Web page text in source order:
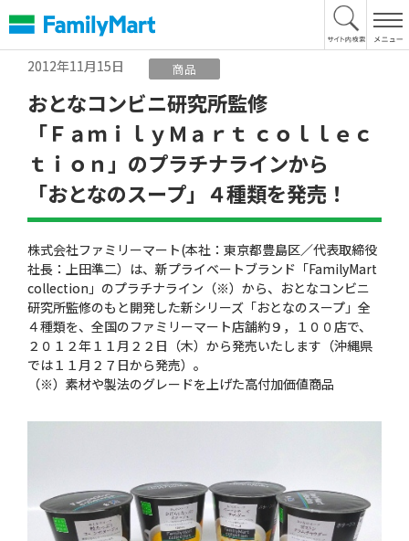
文
へ
2012年11月15日
商品
おとなコンビニ研究所監修
「ＦａｍｉｌｙＭａｒｔ ｃｏｌｌｅｃ
ｔｉｏｎ」のプラチナラインから
「おとなのスープ」４種類を発売！
株式会社ファミリーマート(本社：東京都豊島区／代表取締役
社長：上田準二）は、新プライベートブランド「FamilyMart
collection」のプラチナライン（※）から、おとなコンビニ
研究所監修のもと開発した新シリーズ「おとなのスープ」全
４種類を、全国のファミリーマート店舗約９，１００店で、
２０１２年１１月２２日（木）から発売いたします（沖縄県
では１１月２７日から発売）。
（※）素材や製法のグレードを上げた高付加価値商品